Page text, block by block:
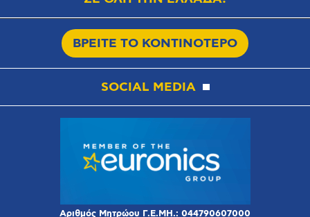
ΒΡΕΙΤΕ ΤΟ ΚΟΝΤΙΝΟΤΕΡΟ
SOCIAL MEDIA